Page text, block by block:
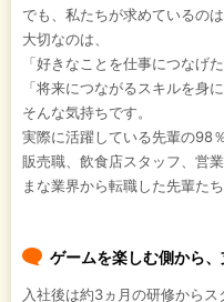
でも、私たちが求めているの
大切なのは、
「好きなことを仕事につなげた
「将来につながるスキルを身
そんな気持ちです。
実際に活躍している先輩の98
販売職、飲食店スタッフ、営
まな業界から転職した先輩た
ゲームを楽しむ側から、
入社後は約3ヵ月の研修からス